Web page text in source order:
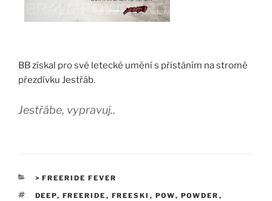
BB získal pro své letecké umění s přistáním na stromě
přezdívku Jestřáb.
Jestřábe, vypravuj..
RUBRIKY
> FREERIDE FEVER
ŠTÍTKY
DEEP, FREERIDE , FREESKI , POW, POWDER ,